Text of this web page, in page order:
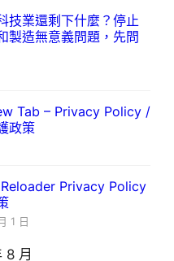
技業還剩下什麼？停止
製造無意義問題，先問
Tab – Privacy Policy /
政策
Privacy Policy
1 日
8 月